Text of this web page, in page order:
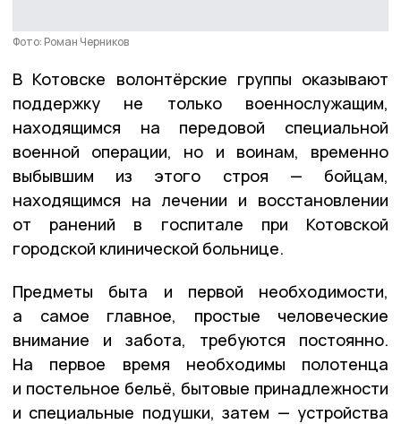
Фото: Роман Черников
В Котовске волонтёрские группы оказывают
поддержку не только военнослужащим,
находящимся на передовой специальной
военной операции, но и воинам, временно
выбывшим из этого строя — бойцам,
находящимся на лечении и восстановлении
от ранений в госпитале при Котовской
городской клинической больнице.
Предметы быта и первой необходимости,
а самое главное, простые человеческие
внимание и забота, требуются постоянно.
На первое время необходимы полотенца
и постельное бельё, бытовые принадлежности
и специальные подушки, затем — устройства